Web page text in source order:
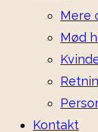
Mere
Mød
Kontakt